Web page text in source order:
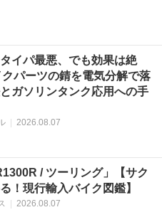
タイパ最悪、でも効果は絶
パーツの錆を電気分解で落
ガソリンタンク応用への手
| 2026.08.07
/ ツーリング」【サク
！現行輸入バイク図鑑】
| 2026.08.07